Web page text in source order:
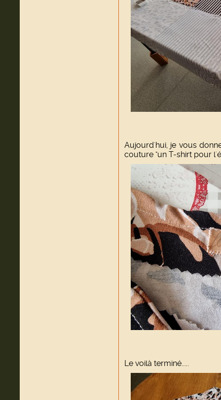
Aujourd'hui, je vous
couture "un T-shirt pour
Le voilà terminé.....